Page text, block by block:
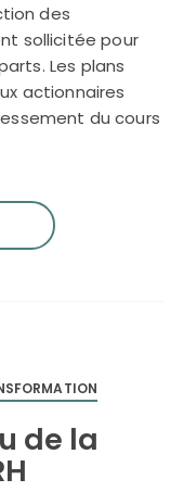
des
sollicitée pour
Les plans
actionnaires
du cours
de la